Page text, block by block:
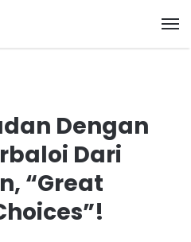
Dengan
Dari
“Great